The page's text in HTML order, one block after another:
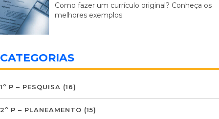
Como fazer um currículo original? Conheça os
melhores exemplos
CATEGORIAS
1º P – PESQUISA (16)
2º P – PLANEAMENTO (15)